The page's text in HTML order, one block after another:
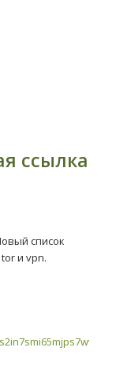
ссылка
список
и vpn.